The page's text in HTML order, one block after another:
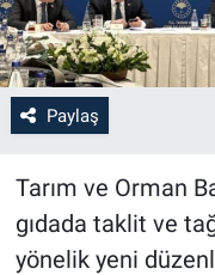
Paylaş
Tarım ve Orman
gıdada taklit ve
yönelik yeni